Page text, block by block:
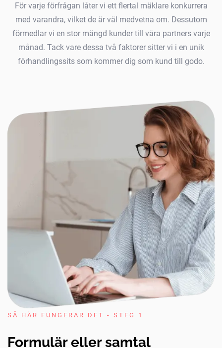
För varje förfrågan låter vi ett flertal mäklare konkurrera
med varandra, vilket de är väl medvetna om. Dessutom
förmedlar vi en stor mängd kunder till våra partners varje
månad. Tack vare dessa två faktorer sitter vi i en unik
förhandlingssits som kommer dig som kund till godo.
SÅ HÄR FUNGERAR DET - STEG 1
Formulär eller samtal